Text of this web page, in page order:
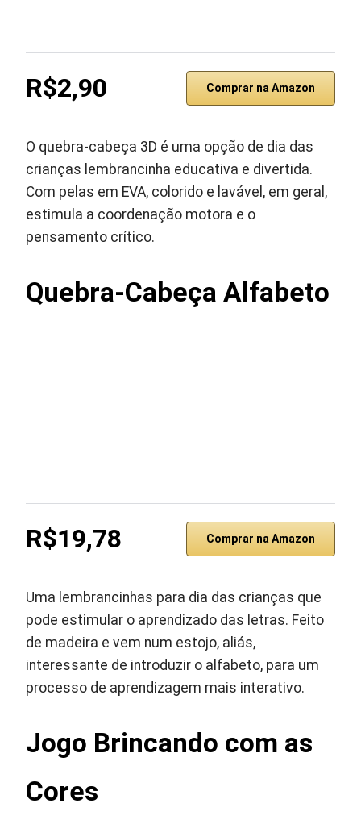
R$2,90 Comprar na Amazon
O quebra-cabeça 3D é uma opção de dia das
crianças lembrancinha educativa e divertida.
Com pelas em EVA, colorido e lavável, em geral,
estimula a coordenação motora e o
pensamento crítico.
Quebra-Cabeça Alfabeto
R$19,78 Comprar na Amazon
Uma lembrancinhas para dia das crianças que
pode estimular o aprendizado das letras. Feito
de madeira e vem num estojo, aliás,
interessante de introduzir o alfabeto, para um
processo de aprendizagem mais interativo.
Jogo Brincando com as
Cores